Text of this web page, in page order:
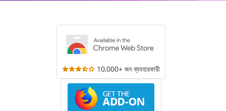
10,000+ জন ব্যবহারকারী